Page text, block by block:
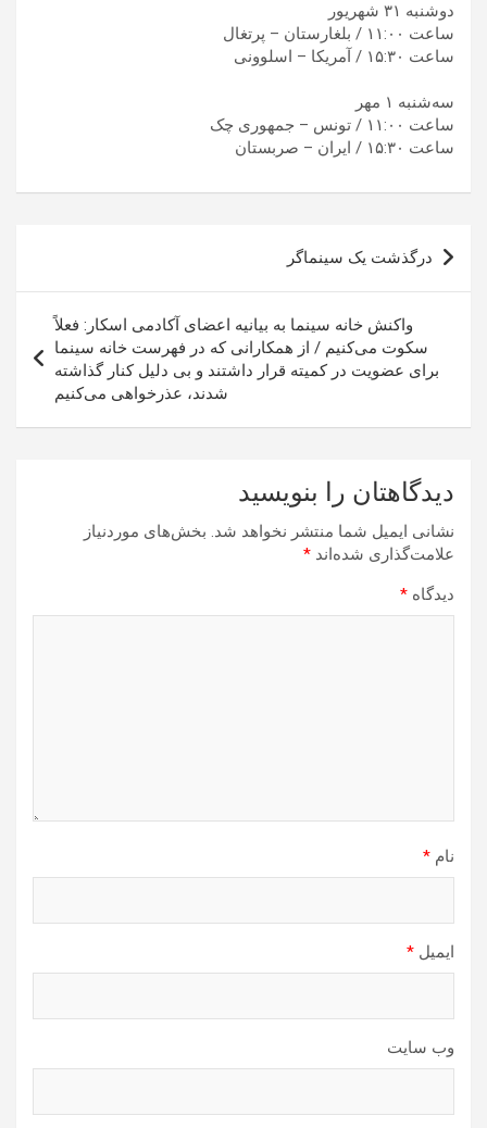
دوشنبه ۳۱ شهریور
ساعت ۱۱:۰۰ / بلغارستان – پرتغال
ساعت ۱۵:۳۰ / آمریکا – اسلوونی
سه‌شنبه ۱ مهر
ساعت ۱۱:۰۰ / تونس – جمهوری چک
ساعت ۱۵:۳۰ / ایران – صربستان
راهبری
نوشته
درگذشت یک سینماگر
واکنش خانه سینما به بیانیه اعضای آکادمی اسکار: فعلاً
سکوت می‌کنیم / از همکارانی که در فهرست خانه سینما
برای عضویت در کمیته قرار داشتند و بی دلیل کنار گذاشته
شدند، عذرخواهی می‌کنیم
دیدگاهتان را بنویسید
نشانی ایمیل شما منتشر نخواهد شد. بخش‌های موردنیاز
علامت‌گذاری شده‌اند *
دیدگاه *
نام *
ایمیل *
وب‌ سایت